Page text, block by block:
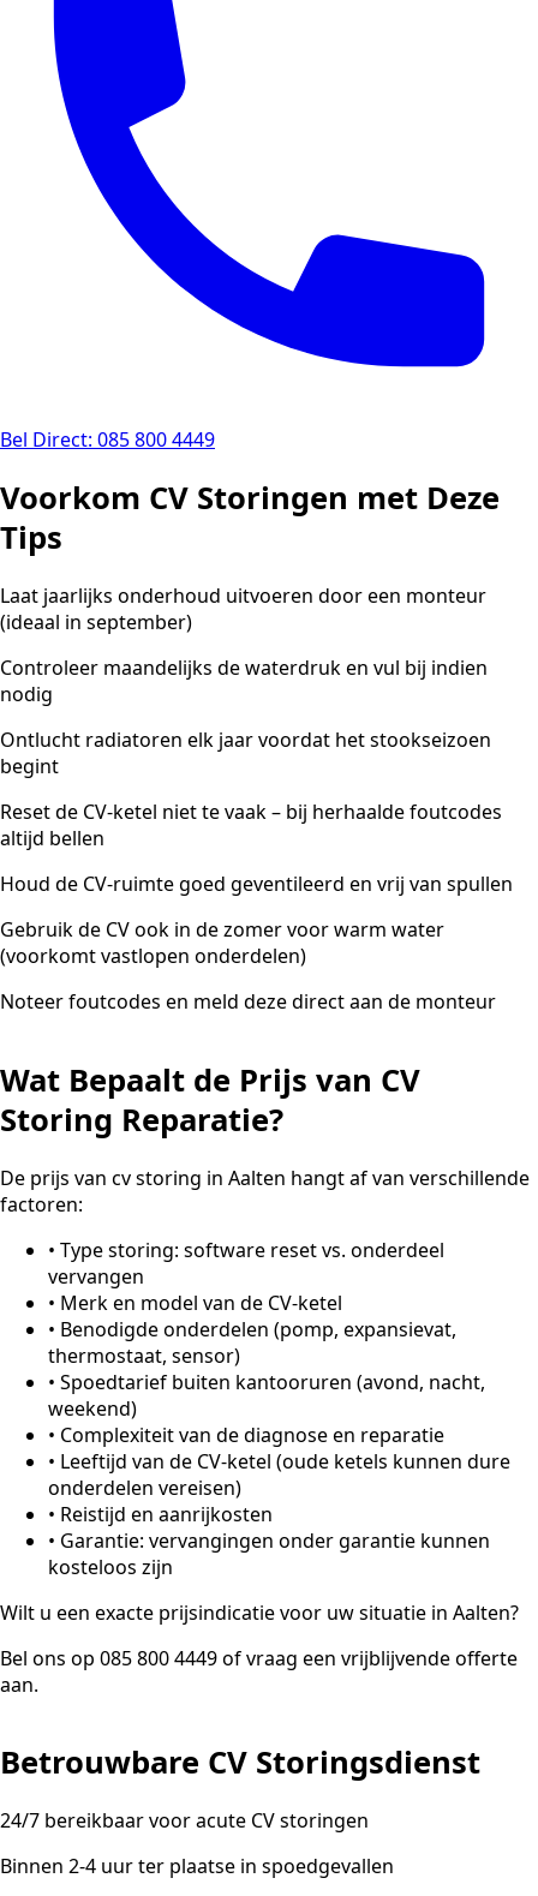
Bel Direct: 085 800 4449
Voorkom CV Storingen met Deze
Tips
Laat jaarlijks onderhoud uitvoeren door een monteur
(ideaal in september)
Controleer maandelijks de waterdruk en vul bij indien
nodig
Ontlucht radiatoren elk jaar voordat het stookseizoen
begint
Reset de CV-ketel niet te vaak – bij herhaalde foutcodes
altijd bellen
Houd de CV-ruimte goed geventileerd en vrij van spullen
Gebruik de CV ook in de zomer voor warm water
(voorkomt vastlopen onderdelen)
Noteer foutcodes en meld deze direct aan de monteur
Wat Bepaalt de Prijs van CV
Storing Reparatie?
De prijs van cv storing in Aalten hangt af van verschillende
factoren:
• Type storing: software reset vs. onderdeel
vervangen
• Merk en model van de CV-ketel
• Benodigde onderdelen (pomp, expansievat,
thermostaat, sensor)
• Spoedtarief buiten kantooruren (avond, nacht,
weekend)
• Complexiteit van de diagnose en reparatie
• Leeftijd van de CV-ketel (oude ketels kunnen dure
onderdelen vereisen)
• Reistijd en aanrijkosten
• Garantie: vervangingen onder garantie kunnen
kosteloos zijn
Wilt u een exacte prijsindicatie voor uw situatie in Aalten?
Bel ons op 085 800 4449 of vraag een vrijblijvende offerte
aan.
Betrouwbare CV Storingsdienst
24/7 bereikbaar voor acute CV storingen
Binnen 2-4 uur ter plaatse in spoedgevallen